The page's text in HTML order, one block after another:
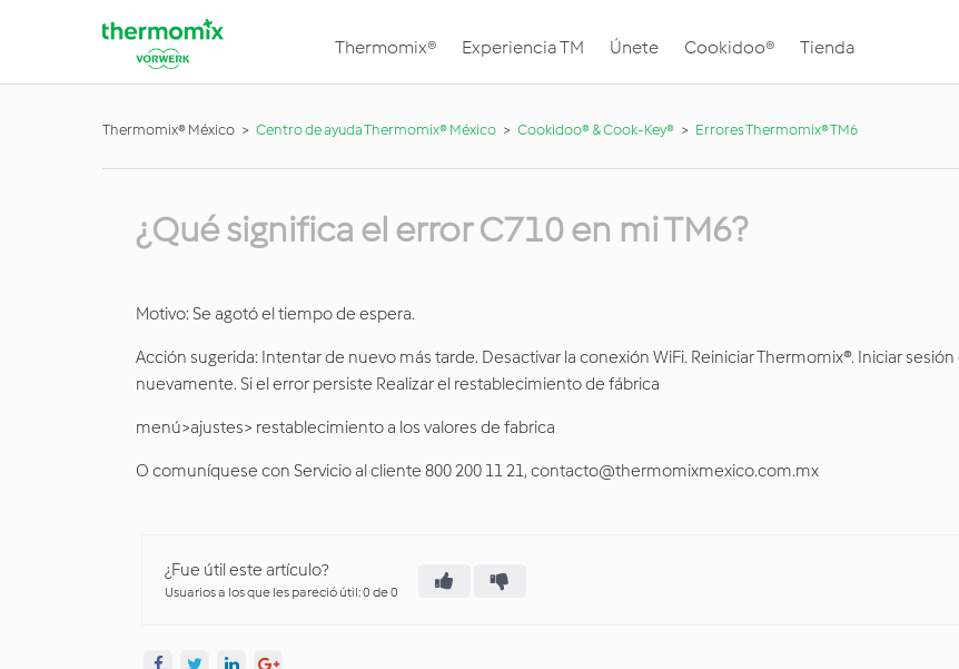
Thermomix® Experiencia TM Únete Cookidoo® Tienda
Thermomix® México Centro de ayuda Thermomix® México Cookidoo® & Cook-Key® Errores Thermomix® TM6
¿Qué significa el error C710 en mi TM6?
Motivo: Se agotó el tiempo de espera.
Acción sugerida: Intentar de nuevo más tarde. Desactivar la conexión WiFi. Reiniciar Thermomix®. Iniciar sesión
nuevamente. Si el error persiste Realizar el restablecimiento de fábrica
menú>ajustes> restablecimiento a los valores de fabrica
O comuníquese con Servicio al cliente 800 200 11 21, contacto@thermomixmexico.com.mx
¿Fue útil este artículo?
Usuarios a los que les pareció útil: 0 de 0